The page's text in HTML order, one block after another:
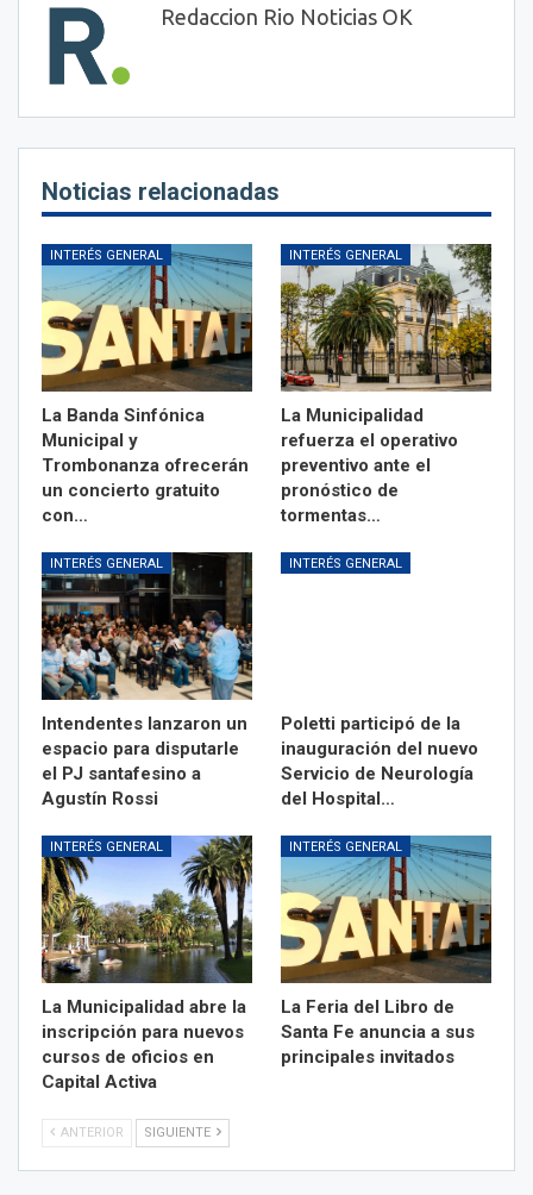
Redaccion Rio Noticias OK
Noticias relacionadas
INTERÉS GENERAL
La Banda Sinfónica
Municipal y
Trombonanza ofrecerán
un concierto gratuito
con…
INTERÉS GENERAL
La Municipalidad
refuerza el operativo
preventivo ante el
pronóstico de
tormentas…
INTERÉS GENERAL
Intendentes lanzaron un
espacio para disputarle
el PJ santafesino a
Agustín Rossi
INTERÉS GENERAL
Poletti participó de la
inauguración del nuevo
Servicio de Neurología
del Hospital…
INTERÉS GENERAL
La Municipalidad abre la
inscripción para nuevos
cursos de oficios en
Capital Activa
INTERÉS GENERAL
La Feria del Libro de
Santa Fe anuncia a sus
principales invitados
ANTERIOR SIGUIENTE